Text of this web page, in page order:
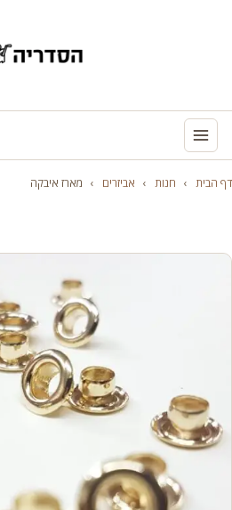
דף הבית › חנות › אביזרים › מארז איבקה